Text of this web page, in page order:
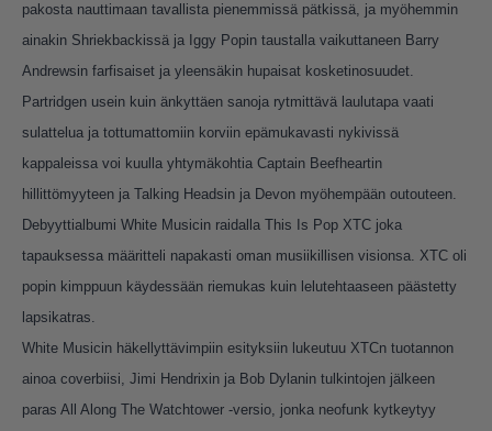
pakosta nauttimaan tavallista pienemmissä pätkissä, ja myöhemmin
ainakin Shriekbackissä ja Iggy Popin taustalla vaikuttaneen Barry
Andrewsin farfisaiset ja yleensäkin hupaisat kosketinosuudet.
Partridgen usein kuin änkyttäen sanoja rytmittävä laulutapa vaati
sulattelua ja tottumattomiin korviin epämukavasti nykivissä
kappaleissa voi kuulla yhtymäkohtia Captain Beefheartin
hillittömyyteen ja Talking Headsin ja Devon myöhempään outouteen.
Debyyttialbumi White Musicin raidalla This Is Pop XTC joka
tapauksessa määritteli napakasti oman musiikillisen visionsa. XTC oli
popin kimppuun käydessään riemukas kuin lelutehtaaseen päästetty
lapsikatras.
White Musicin häkellyttävimpiin esityksiin lukeutuu XTCn tuotannon
ainoa coverbiisi, Jimi Hendrixin ja Bob Dylanin tulkintojen jälkeen
paras All Along The Watchtower -versio, jonka neofunk kytkeytyy